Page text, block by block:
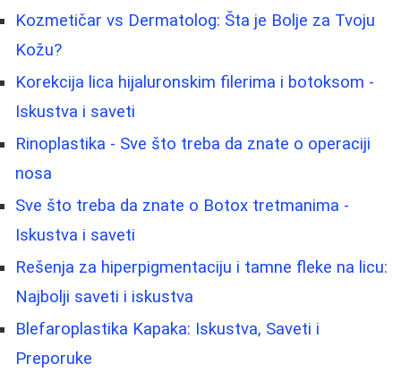
Kozmetičar vs Dermatolog: Šta je Bolje za Tvoju
Kožu?
Korekcija lica hijaluronskim filerima i botoksom -
Iskustva i saveti
Rinoplastika - Sve što treba da znate o operaciji
nosa
Sve što treba da znate o Botox tretmanima -
Iskustva i saveti
Rešenja za hiperpigmentaciju i tamne fleke na licu:
Najbolji saveti i iskustva
Blefaroplastika Kapaka: Iskustva, Saveti i
Preporuke